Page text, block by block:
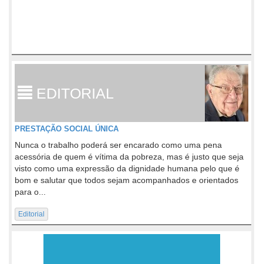
EDITORIAL
PRESTAÇÃO SOCIAL ÚNICA
Nunca o trabalho poderá ser encarado como uma pena
acessória de quem é vítima da pobreza, mas é justo que seja
visto como uma expressão da dignidade humana pelo que é
bom e salutar que todos sejam acompanhados e orientados
para o...
Editorial